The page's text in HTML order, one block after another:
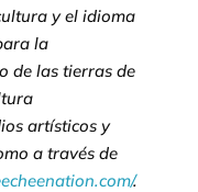
y el idioma
la
de las tierras de
artísticos y
a través de
.